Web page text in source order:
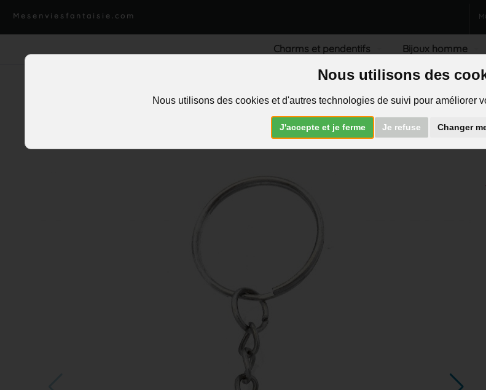
Nous utilisons des
Nous utilisons des cookies et d'autres technologies de suivi pour améliorer
J'accepte et je ferme Je refuse Changer
Mesenviesfantaisie.com
Charms et pendentifs Bijoux homme
> Porte-clés